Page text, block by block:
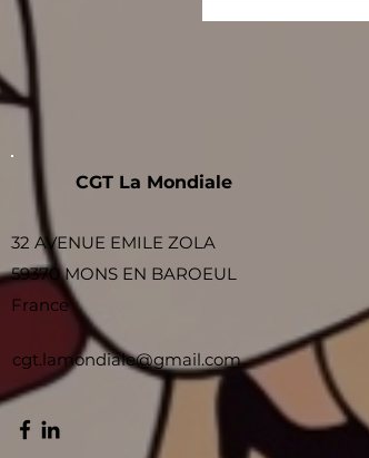
CGT La Mondiale
32 AVENUE EMILE ZOLA
59370 MONS EN BAROEUL
France
cgt.lamondiale@gmail.com